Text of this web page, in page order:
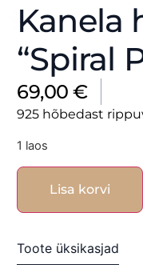
Kanela
“Spiral
69,00€
925 hõbedast
1 laos
Lisa korvi
Toote üksikasjad